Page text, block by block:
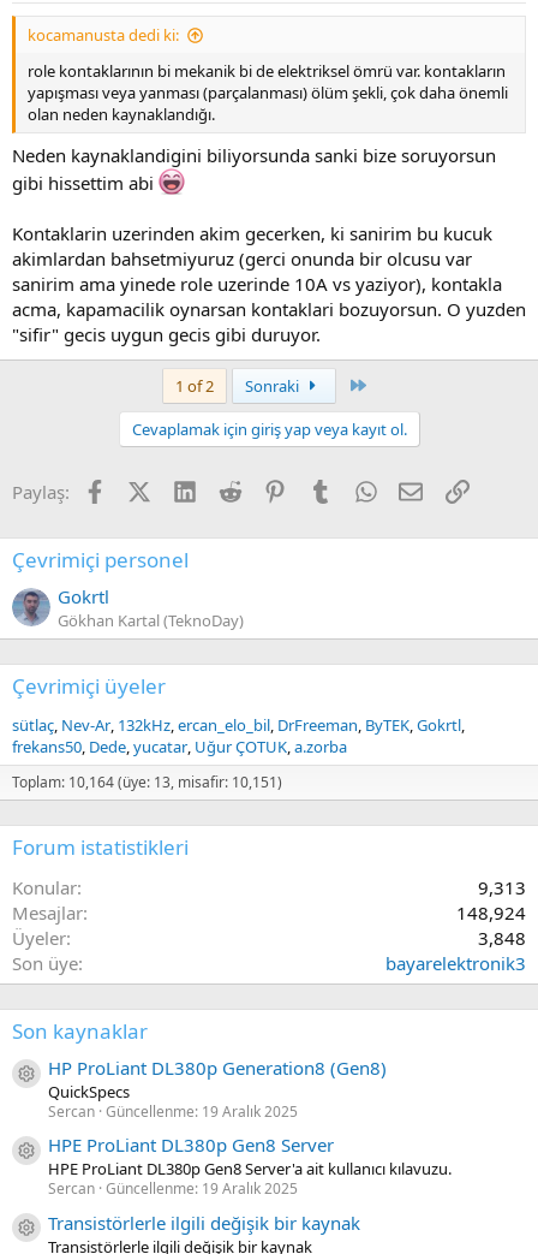
kocamanusta dedi ki:
role kontaklarının bi mekanik bi de elektriksel ömrü var. kontakların
yapışması veya yanması (parçalanması) ölüm şekli, çok daha önemli
olan neden kaynaklandığı.
Neden kaynaklandigini biliyorsunda sanki bize soruyorsun
gibi hissettim abi
Kontaklarin uzerinden akim gecerken, ki sanirim bu kucuk
akimlardan bahsetmiyuruz (gerci onunda bir olcusu var
sanirim ama yinede role uzerinde 10A vs yaziyor), kontakla
acma, kapamacilik oynarsan kontaklari bozuyorsun. O yuzden
"sifir" gecis uygun gecis gibi duruyor.
1 of 2 Sonraki
Cevaplamak için giriş yap veya kayıt ol.
Paylaş: FacebookX (Twitter)
LinkedIn
Reddit PinterestTumblrWhatsApp
E-postaLink
Çevrimiçi personel
Gokrtl
Gökhan Kartal (TeknoDay)
Çevrimiçi üyeler
sütlaç Nev-Ar 132kHz ercan_elo_bil DrFreeman ByTEK Gokrtl
frekans50 Dede yucatar Uğur ÇOTUK a.zorba
Toplam: 10,164 (üye: 13, misafir: 10,151)
Forum istatistikleri
Konular
9,313
Mesajlar
148,924
Üyeler
3,848
Son üye
bayarelektronik3
Son kaynaklar
Kaynak ikon/amblem
HP ProLiant DL380p Generation8 (Gen8)
QuickSpecs
Sercan Güncellenme: 19 Aralık 2025
Kaynak ikon/amblem
HPE ProLiant DL380p Gen8 Server
HPE ProLiant DL380p Gen8 Server'a ait kullanıcı kılavuzu.
Sercan Güncellenme: 19 Aralık 2025
Kaynak ikon/amblem
Transistörlerle ilgili değişik bir kaynak
Transistörlerle ilgili değişik bir kaynak